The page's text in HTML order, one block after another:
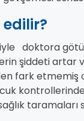
doktora
şiddeti
fark etmemiş
taramaları